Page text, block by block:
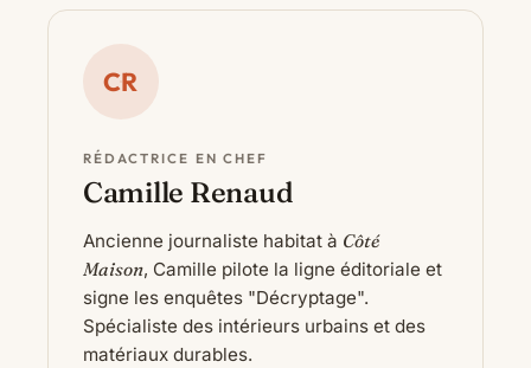
CR
RÉDACTRICE EN CHEF
Camille Renaud
Ancienne journaliste habitat à Côté
Maison, Camille pilote la ligne éditoriale et
signe les enquêtes "Décryptage".
Spécialiste des intérieurs urbains et des
matériaux durables.